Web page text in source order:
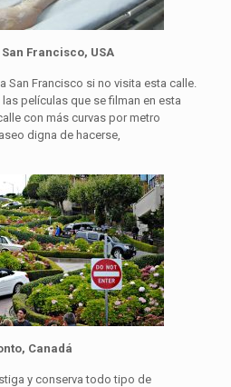
Francisco, USA
San Francisco si no visita esta calle.
películas que se filman en esta
con más curvas por metro
digna de hacerse,
Canadá
y conserva todo tipo de